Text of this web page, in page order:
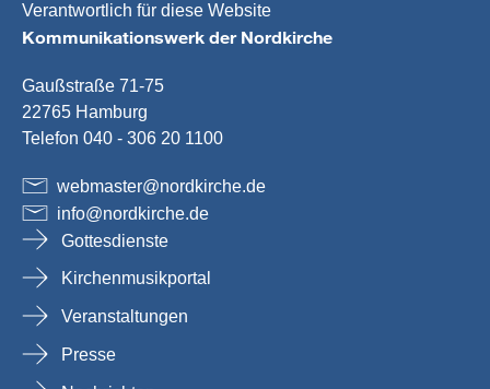
Verantwortlich für diese Website
Kommunikationswerk der Nordkirche
Gaußstraße 71-75
22765 Hamburg
Telefon 040 - 306 20 1100
webmaster@nordkirche.de
info@nordkirche.de
Gottesdienste
Kirchenmusikportal
Veranstaltungen
Presse